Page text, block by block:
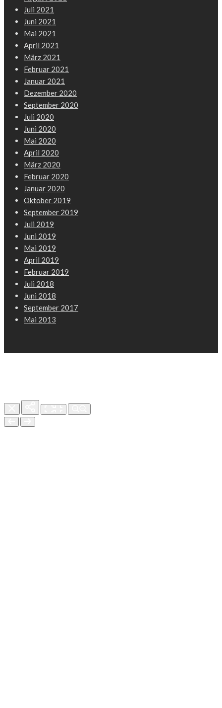
Juli 2021
Juni 2021
Mai 2021
April 2021
März 2021
Februar 2021
Januar 2021
Dezember 2020
September 2020
Juli 2020
Juni 2020
Mai 2020
April 2020
März 2020
Februar 2020
Januar 2020
Oktober 2019
September 2019
Juli 2019
Juni 2019
Mai 2019
April 2019
Februar 2019
Juli 2018
Juni 2018
September 2017
Mai 2013